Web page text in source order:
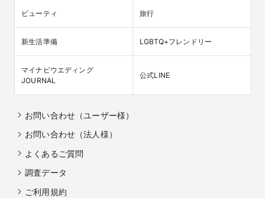
ビューティ 旅行
新生活準備 LGBTQ+フレンドリー
マイナビウエディング
JOURNAL
公式LINE
お問い合わせ（ユーザー様）
お問い合わせ（法人様）
よくあるご質問
調査データ
ご利用規約